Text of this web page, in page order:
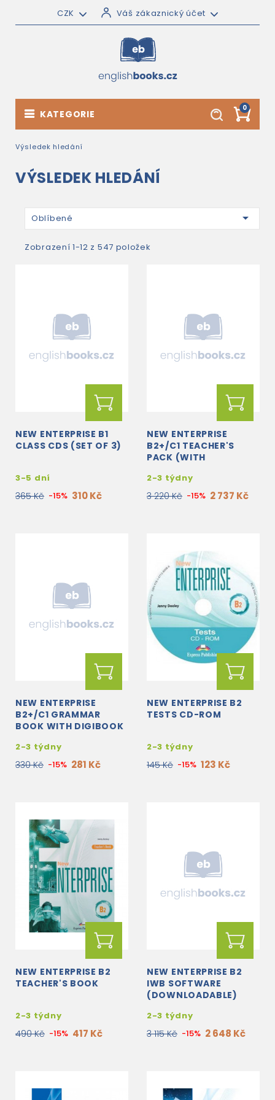
CZK Váš zákaznický účet
0
KATEGORIE
Výsledek hledání
VÝSLEDEK HLEDÁNÍ
Oblíbené 
Zobrazení 1-12 z 547 položek
NEW ENTERPRISE B1
CLASS CDS (SET OF 3)
3-5 dní
365 Kč -15% 310 Kč
NEW ENTERPRISE
B2+/C1 TEACHER'S
PACK (WITH
2-3 týdny
3 220 Kč -15% 2 737 Kč
NEW ENTERPRISE
B2+/C1 GRAMMAR
BOOK WITH DIGIBOOK
2-3 týdny
330 Kč -15% 281 Kč
NEW ENTERPRISE B2
TESTS CD-ROM
2-3 týdny
145 Kč -15% 123 Kč
NEW ENTERPRISE B2
TEACHER'S BOOK
2-3 týdny
490 Kč -15% 417 Kč
NEW ENTERPRISE B2
IWB SOFTWARE
(DOWNLOADABLE)
2-3 týdny
3 115 Kč -15% 2 648 Kč